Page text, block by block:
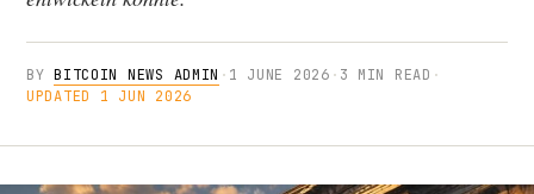
BYBITCOIN NEWS ADMIN · 1 JUNE 2026 · 3 MIN READ ·
UPDATED 1 JUN 2026